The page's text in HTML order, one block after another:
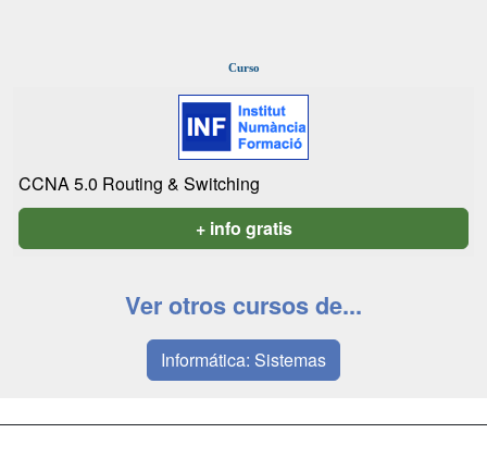
Curso
CCNA 5.0 Routing & Switching
+ info gratis
Ver otros cursos de...
Informática: Sistemas